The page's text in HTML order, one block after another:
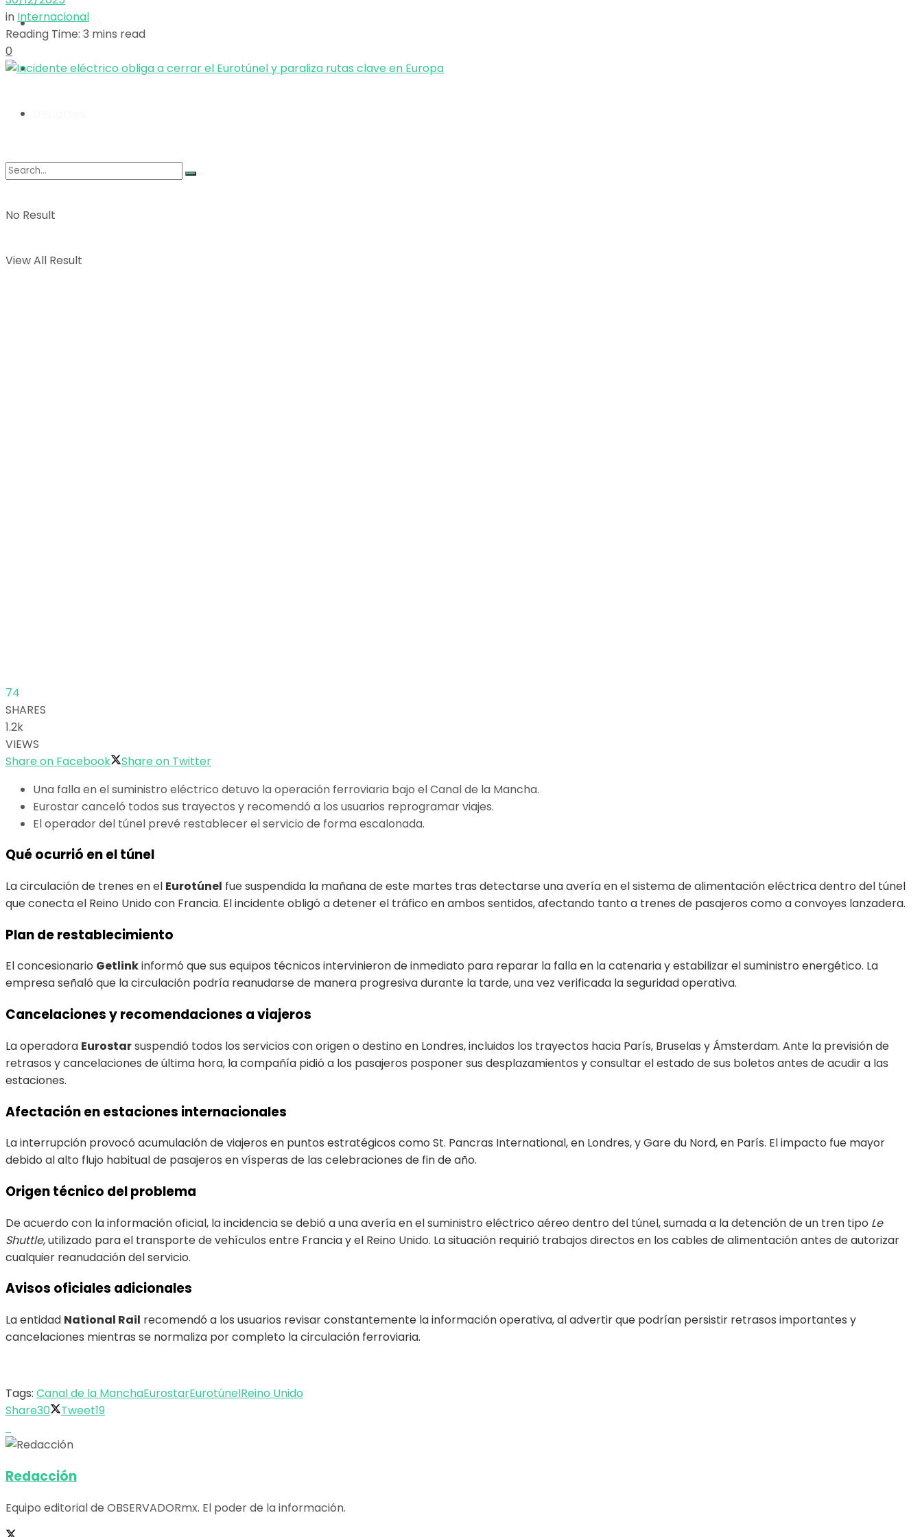
View All Result
Tech & Geek
Opinión
No Result
View All Result
in Internacional
Reading Time: 3 mins read
0
74
SHARES
1.2k
VIEWS
Share on Facebook
Share on Twitter
Una falla en el suministro eléctrico detuvo la operación ferroviaria bajo el Canal de la Mancha.
Eurostar canceló todos sus trayectos y recomendó a los usuarios reprogramar viajes.
El operador del túnel prevé restablecer el servicio de forma escalonada.
Qué ocurrió en el túnel
La circulación de trenes en el Eurotúnel fue suspendida la mañana de este martes tras detectarse una avería en el sistema de alimentación eléctrica dentro del túnel
que conecta el Reino Unido con Francia. El incidente obligó a detener el tráfico en ambos sentidos, afectando tanto a trenes de pasajeros como a convoyes lanzadera.
Plan de restablecimiento
El concesionario Getlinkinformó que sus equipos técnicos intervinieron de inmediato para reparar la falla en la catenaria y estabilizar el suministro energético. La
empresa señaló que la circulación podría reanudarse de manera progresiva durante la tarde, una vez verificada la seguridad operativa.
Cancelaciones y recomendaciones a viajeros
La operadora Eurostarsuspendió todos los servicios con origen o destino en Londres, incluidos los trayectos hacia París, Bruselas y Ámsterdam. Ante la previsión de
retrasos y cancelaciones de última hora, la compañía pidió a los pasajeros posponer sus desplazamientos y consultar el estado de sus boletos antes de acudir a las
estaciones.
Afectación en estaciones internacionales
La interrupción provocó acumulación de viajeros en puntos estratégicos como St. Pancras International, en Londres, y Gare du Nord, en París. El impacto fue mayor
debido al alto flujo habitual de pasajeros en vísperas de las celebraciones de fin de año.
Origen técnico del problema
De acuerdo con la información oficial, la incidencia se debió a una avería en el suministro eléctrico aéreo dentro del túnel, sumada a la detención de un tren tipo Le
Shuttle, utilizado para el transporte de vehículos entre Francia y el Reino Unido. La situación requirió trabajos directos en los cables de alimentación antes de autorizar
cualquier reanudación del servicio.
Avisos oficiales adicionales
La entidad National Rail recomendó a los usuarios revisar constantemente la información operativa, al advertir que podrían persistir retrasos importantes y
cancelaciones mientras se normaliza por completo la circulación ferroviaria.
Tags: Canal de la ManchaEurostarEurotúnelReino Unido
Share30 Tweet19
Redacción
Equipo editorial de OBSERVADORmx. El poder de la información.